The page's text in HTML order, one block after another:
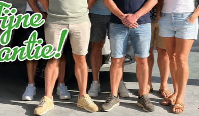
cm) met het Hymer slaapcomfort systeem met koud-
over ruime kasten met aan de ene zijde een royale
is eenvoudig elektrisch verstelbaar (197 x 0145 cm)
bergruimte bereikbaar door diverse luiken in de vloer.
zorgdraagt voor een bijzonder aangename warmte.